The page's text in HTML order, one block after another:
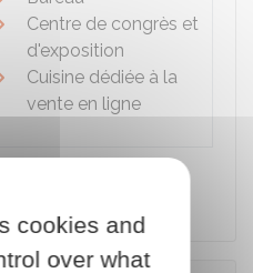
destinations
Centre de congrès et
d'exposition
Cuisine dédiée à la
vente en ligne
cookies and
over what